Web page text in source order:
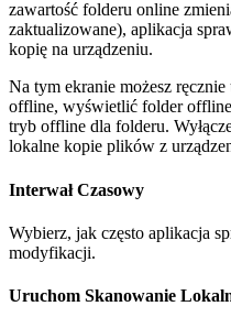
zawartość folderu online
zaktualizowane), aplikacja
kopię na urządzeniu.
Na tym ekranie możesz
offline, wyświetlić folder
tryb offline dla folderu.
lokalne kopie plików z
Interwał Czasowy
Wybierz, jak często aplikacja
modyfikacji.
Uruchom Skanowanie